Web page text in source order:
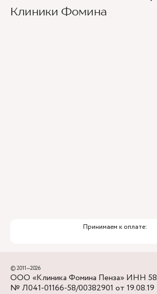
Ведущие врачи региона
Клиники Фомина
Принимаем к оплате:
© 2011—2026
ООО «Клиника Фомина Пенза» ИНН
№ Л041-01166-58/00382901 от 19.08.19